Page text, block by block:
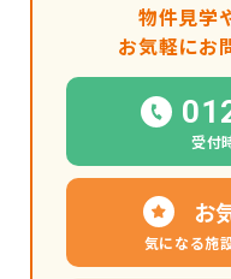
物件見学
お気軽にお
受付
お
気になる施